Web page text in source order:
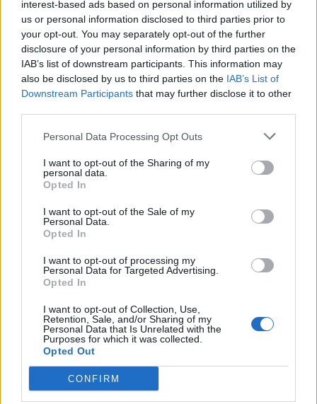
interest-based ads based on personal information utilized by
us or personal information disclosed to third parties prior to
your opt-out. You may separately opt-out of the further
disclosure of your personal information by third parties on the
IAB’s list of downstream participants. This information may
also be disclosed by us to third parties on the IAB’s List of
Downstream Participants that may further disclose it to other
Personal Data Processing Opt Outs
I want to opt-out of the Sharing of my
personal data.
Opted In
I want to opt-out of the Sale of my
Personal Data.
Opted In
I want to opt-out of processing my
Personal Data for Targeted Advertising.
Opted In
I want to opt-out of Collection, Use,
Retention, Sale, and/or Sharing of my
Personal Data that Is Unrelated with the
Purposes for which it was collected.
Opted Out
CONFIRM